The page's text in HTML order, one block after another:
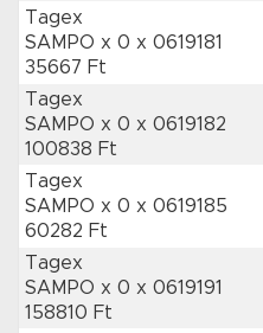
Tagex
SAMPO x 0 x 0619181
35667 Ft
Tagex
SAMPO x 0 x 0619182
100838 Ft
Tagex
SAMPO x 0 x 0619185
60282 Ft
Tagex
SAMPO x 0 x 0619191
158810 Ft